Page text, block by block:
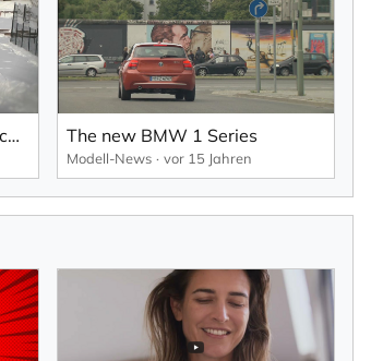
BMW xDrive Press Experience 2013 The new BMW 1 Series
Modell-News vor 15 Jahren